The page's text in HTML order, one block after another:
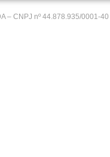
– CNPJ nº 44.878.935/0001-